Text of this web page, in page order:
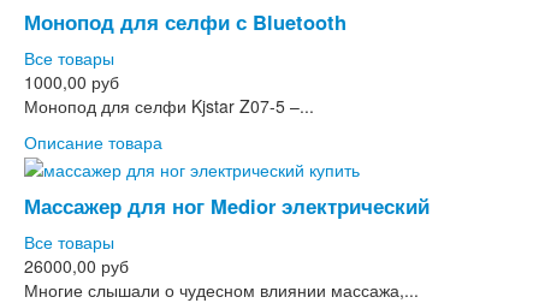
Монопод для селфи с Bluetooth
Все товары
1000,00 руб
Монопод для селфи Kjstar Z07-5 –...
Описание товара
Массажер для ног Medior электрический
Все товары
26000,00 руб
Многие слышали о чудесном влиянии массажа,...